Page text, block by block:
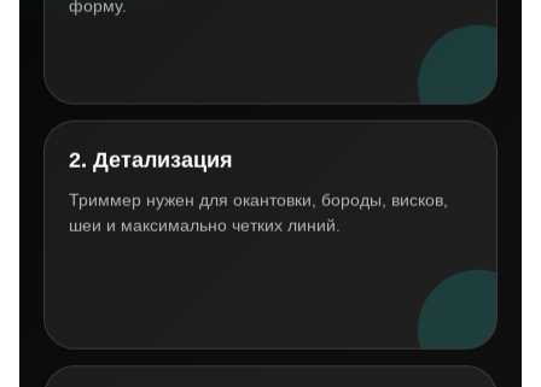
форму.
2. Детализация
Триммер нужен для окантовки, бороды, висков,
шеи и максимально четких линий.